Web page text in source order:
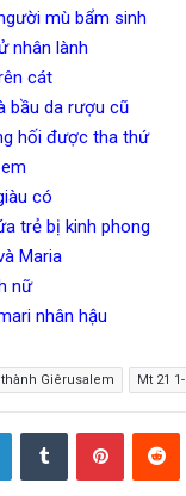
mù bẩm sinh
nhân lành
cát
bầu da rượu cũ
hối được tha thứ
có
trẻ bị kinh phong
Maria
nữ
nhân hậu
Giêrusalem Mt 21 1-